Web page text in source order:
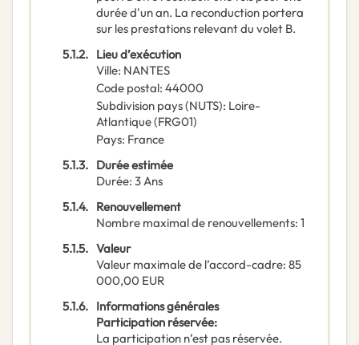
durée d'un an. La reconduction portera
sur les prestations relevant du volet B.
5.1.2. Lieu d’exécution
Ville: NANTES
Code postal: 44000
Subdivision pays (NUTS): Loire-
Atlantique(FRG01)
Pays: France
5.1.3. Durée estimée
Durée: 3Ans
5.1.4. Renouvellement
Nombre maximal de renouvellements: 1
5.1.5. Valeur
Valeur maximale de l’accord-cadre: 85
000,00 EUR
5.1.6. Informations générales
Participation réservée:
La participation n’est pas réservée.